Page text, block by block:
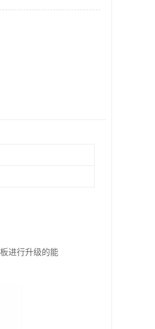
进行升级的能